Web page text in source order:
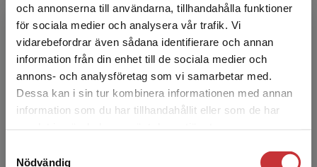
och annonserna till användarna, tillhandahålla funktioner
för sociala medier och analysera vår trafik. Vi
vidarebefordrar även sådana identifierare och annan
information från din enhet till de sociala medier och
annons- och analysföretag som vi samarbetar med.
Dessa kan i sin tur kombinera informationen med annan
information som du har tillhandahållit eller som de har
Nödvändig
Begränsad fraktregion
Det verkar som att du besöker
studentlitteratur.se via en enhet utanför Sverige.
Vi erbjuder inte leveranser utanför Sverige. För
Lars Calmfors
Lars Calmfors är forskare vid IFN (Institutet för